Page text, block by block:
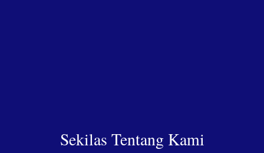
Sekilas Tentang Kami